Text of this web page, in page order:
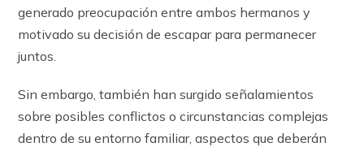
generado preocupación entre ambos hermanos y
motivado su decisión de escapar para permanecer
juntos.
Sin embargo, también han surgido señalamientos
sobre posibles conflictos o circunstancias complejas
dentro de su entorno familiar, aspectos que deberán